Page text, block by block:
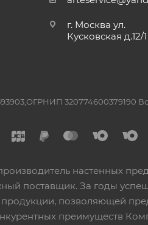
г. Москва ул.
Кусковская д.12/1
320774600379190
настенных
поставщик. За годы
позволяющей
преимуществ